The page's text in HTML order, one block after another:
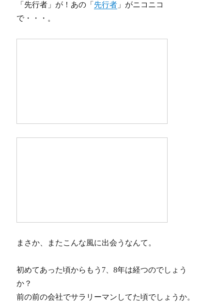
「先行者」が！あの「 先行者 」がニコニコ
で・・・。
まさか、またこんな風に出会うなんて。
初めてあった頃からもう7、8年は経つのでしょう
か？
前の前の会社でサラリーマンしてた頃でしょうか。